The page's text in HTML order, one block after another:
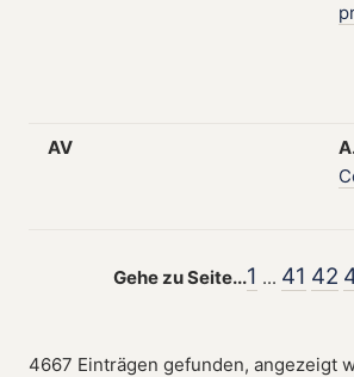
AV
Gehe zu Seite...1 ... 41 42
4667 Einträgen gefunden, angezeigt